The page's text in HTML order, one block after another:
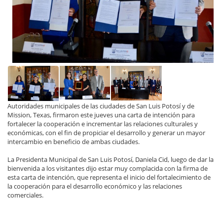
Autoridades municipales de las ciudades de San Luis Potosí y de
Mission, Texas, firmaron este jueves una carta de intención para
fortalecer la cooperación e incrementar las relaciones culturales y
económicas, con el fin de propiciar el desarrollo y generar un mayor
intercambio en beneficio de ambas ciudades.
La Presidenta Municipal de San Luis Potosí, Daniela Cid, luego de dar la
bienvenida a los visitantes dijo estar muy complacida con la firma de
esta carta de intención, que representa el inicio del fortalecimiento de
la cooperación para el desarrollo económico y las relaciones
comerciales.